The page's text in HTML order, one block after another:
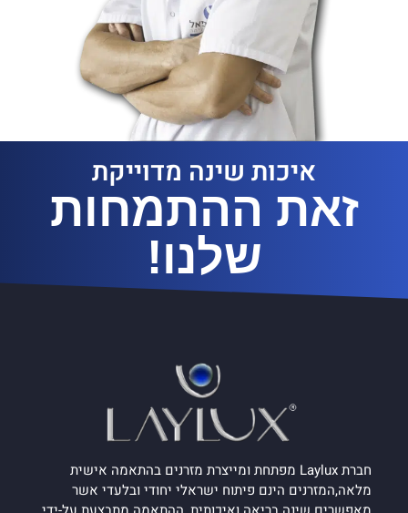
איכות שינה מדוייקת
זאת ההתמחות
שלנו!
חברת Laylux מפתחת ומייצרת מזרנים בהתאמה אישית
מלאה,המזרנים הינם פיתוח ישראלי יחודי ובלעדי אשר